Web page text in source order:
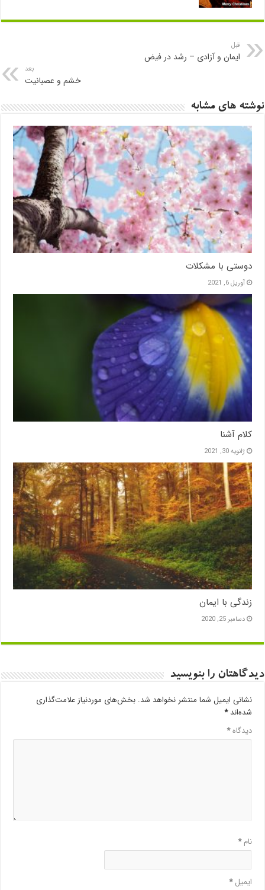
قبل
ایمان و ﺁزادی – رشد در فیض
بعد
خشم و عصبانيت
نوشته های مشابه
دوستی با مشکلات
آوریل 6, 2021
کلام آشنا
ژانویه 30, 2021
زندگی با ایمان
دسامبر 25, 2020
دیدگاهتان را بنویسید
نشانی ایمیل شما منتشر نخواهد شد. بخش‌های موردنیاز علامت‌گذاری
شده‌اند*
دیدگاه*
نام*
ایمیل*